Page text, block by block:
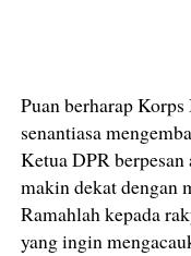
Puan berharap
senantiasa
Ketua DPR
makin dekat dengan
Ramahlah kepada
yang ingin